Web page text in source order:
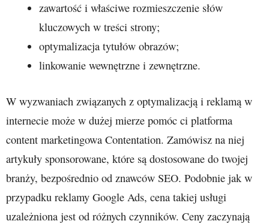
zawartość i właściwe rozmieszczenie słów
kluczowych w treści strony;
optymalizacja tytułów obrazów;
linkowanie wewnętrzne i zewnętrzne.
W wyzwaniach związanych z optymalizacją i reklamą w
internecie może w dużej mierze pomóc ci platforma
content marketingowa Contentation. Zamówisz na niej
artykuły sponsorowane, które są dostosowane do twojej
branży, bezpośrednio od znawców SEO. Podobnie jak w
przypadku reklamy Google Ads, cena takiej usługi
uzależniona jest od różnych czynników. Ceny zaczynają